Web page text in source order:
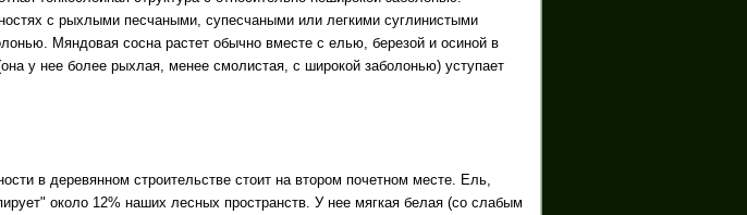
с рыхлыми песчаными, супесчаными или легкими суглинистыми
Мяндовая сосна растет обычно вместе с елью, березой и осиной в
у нее более рыхлая, менее смолистая, с широкой заболонью) уступает
в деревянном строительстве стоит на втором почетном месте. Ель,
около 12% наших лесных пространств. У нее мягкая белая (со слабым